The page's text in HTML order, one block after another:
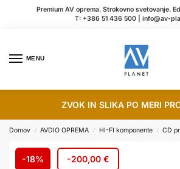
Premium AV oprema. Strokovno svetovanje.
T: +386 51 436 500 info@av-
MENU
ZVOK IN SLIKA PO MERI
Domov / AVDIO OPREMA / HI-FI komponente / CD
-200,00 €
-18%